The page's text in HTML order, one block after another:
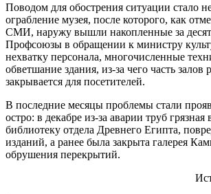
Поводом для обострения ситуации стало
ограбление музея, после которого, как
СМИ, наружу вышли накопленные за
Профсоюзы в обращении к министру
нехватку персонала, многочисленные
обветшание здания, из-за чего часть залов
закрывается для посетителей.
В последние месяцы проблемы стали
остро: в декабре из-за аварии труб грязная
библиотеку отдела Древнего Египта,
изданий, а ранее была закрыта галерея
обрушения перекрытий.